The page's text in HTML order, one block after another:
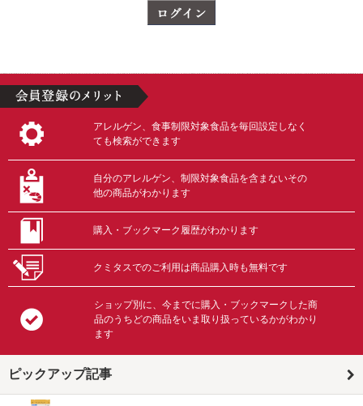
アレルゲン、食事制限対象食品を毎回設定しなく
ても検索ができます
自分のアレルゲン、制限対象食品を含まないその
他の商品がわかります
購入・ブックマーク履歴がわかります
クミタスでのご利用は商品購入時も無料です
ショップ別に、今までに購入・ブックマークした商
品のうちどの商品をいま取り扱っているかがわかり
ます
ピックアップ記事